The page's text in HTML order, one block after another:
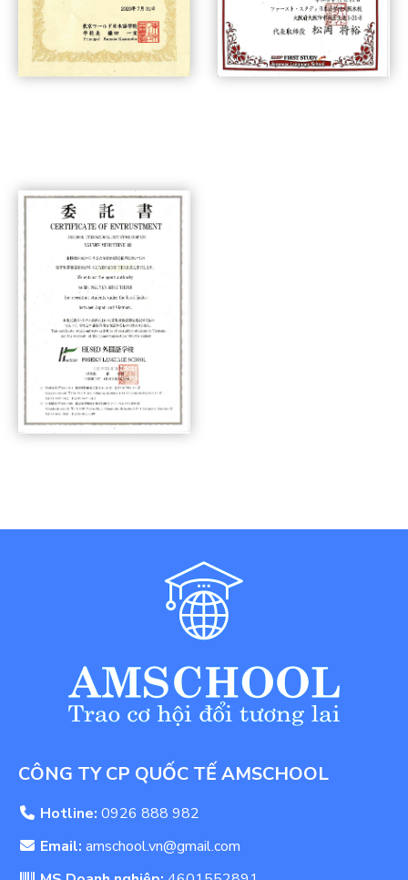
CÔNG TY CP QUỐC TẾ AMSCHOOL
Hotline: 0926 888 982
Email: amschool.vn@gmail.com